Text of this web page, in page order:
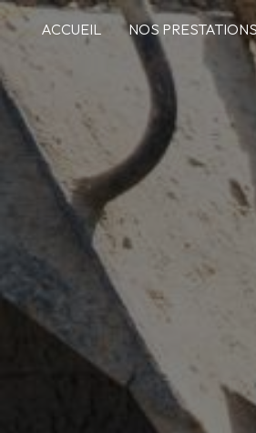
ACCUEIL NOS PRESTATIONS
Panneau de gestion des cookies